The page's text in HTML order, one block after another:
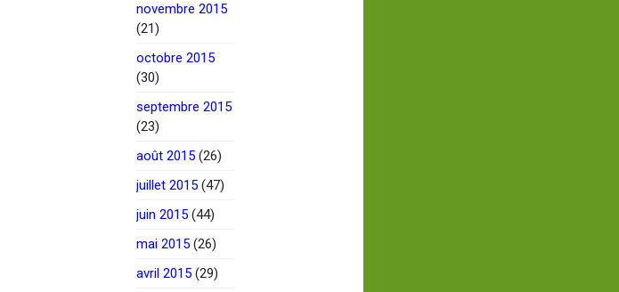
novembre 2015
(21)
octobre 2015
(30)
septembre 2015
(23)
août 2015 (26)
juillet 2015 (47)
juin 2015 (44)
mai 2015 (26)
avril 2015 (29)